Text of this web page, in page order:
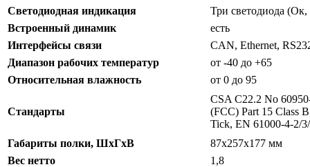
Светодиодная индикация
Три светодиода (Ок,
Встроенный динамик
есть
Интерфейсы связи
CAN, Ethernet,
Диапазон рабочих температур
от -40 до +65
Относительная влажность
от 0 до 95
Стандарты
CSA C22.2 No
(FCC) Part 15 Class
Tick, EN 61000-4-2/
Габариты полки, ШхГхВ
87x257x177 мм
Вес нетто
1,8